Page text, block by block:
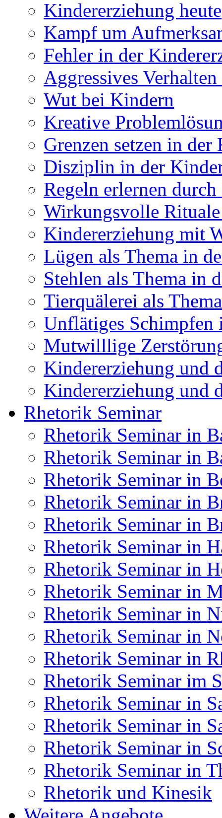
Kindererziehung heute
Kampf um
Fehler in der
Aggressives
Wut bei Kindern
Kreative
Grenzen setzen in
Disziplin in der
Regeln erlernen
Wirkungsvolle
Kindererziehung mit
Lügen als Thema in
Stehlen als Thema in
Tierquälerei als
Unflätiges Schimpfen
Mutwilllige
Kindererziehung und
Kindererziehung und
Rhetorik Seminar
Rhetorik Seminar in
Rhetorik Seminar in
Rhetorik Seminar in
Rhetorik Seminar in
Rhetorik Seminar in
Rhetorik Seminar in
Rhetorik Seminar in
Rhetorik Seminar in
Rhetorik Seminar in
Rhetorik Seminar in
Rhetorik Seminar in
Rhetorik Seminar im
Rhetorik Seminar in
Rhetorik Seminar in
Rhetorik Seminar in
Rhetorik Seminar in
Rhetorik und Kinesik